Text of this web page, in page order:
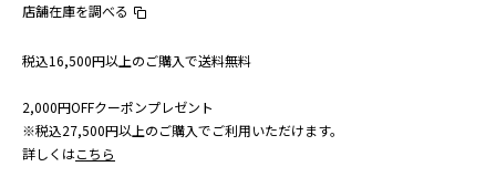
店舗在庫を調べる
税込16,500円以上のご購入で送料無料
2,000円OFFクーポンプレゼント
※税込27,500円以上のご購入でご利用いただけます。
詳しくはこちら